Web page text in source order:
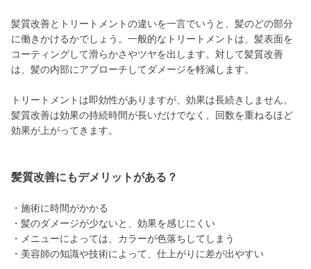
髪質改善とトリートメントの違いを一言でいうと、髪のどの部分
に働きかけるかでしょう。一般的なトリートメントは、髪表面を
コーティングして滑らかさやツヤを出します。対して髪質改善
は、髪の内部にアプローチしてダメージを軽減します。
トリートメントは即効性がありますが、効果は長続きしません。
髪質改善は効果の持続時間が長いだけでなく、回数を重ねるほど
効果が上がってきます。
髪質改善にもデメリットがある？
・施術に時間がかかる
・髪のダメージが少ないと、効果を感じにくい
・メニューによっては、カラーが色落ちしてしまう
・美容師の知識や技術によって、仕上がりに差が出やすい